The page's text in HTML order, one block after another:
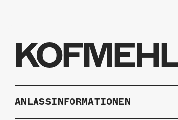
KOFMEHL
ANLASSINFORMATIONEN